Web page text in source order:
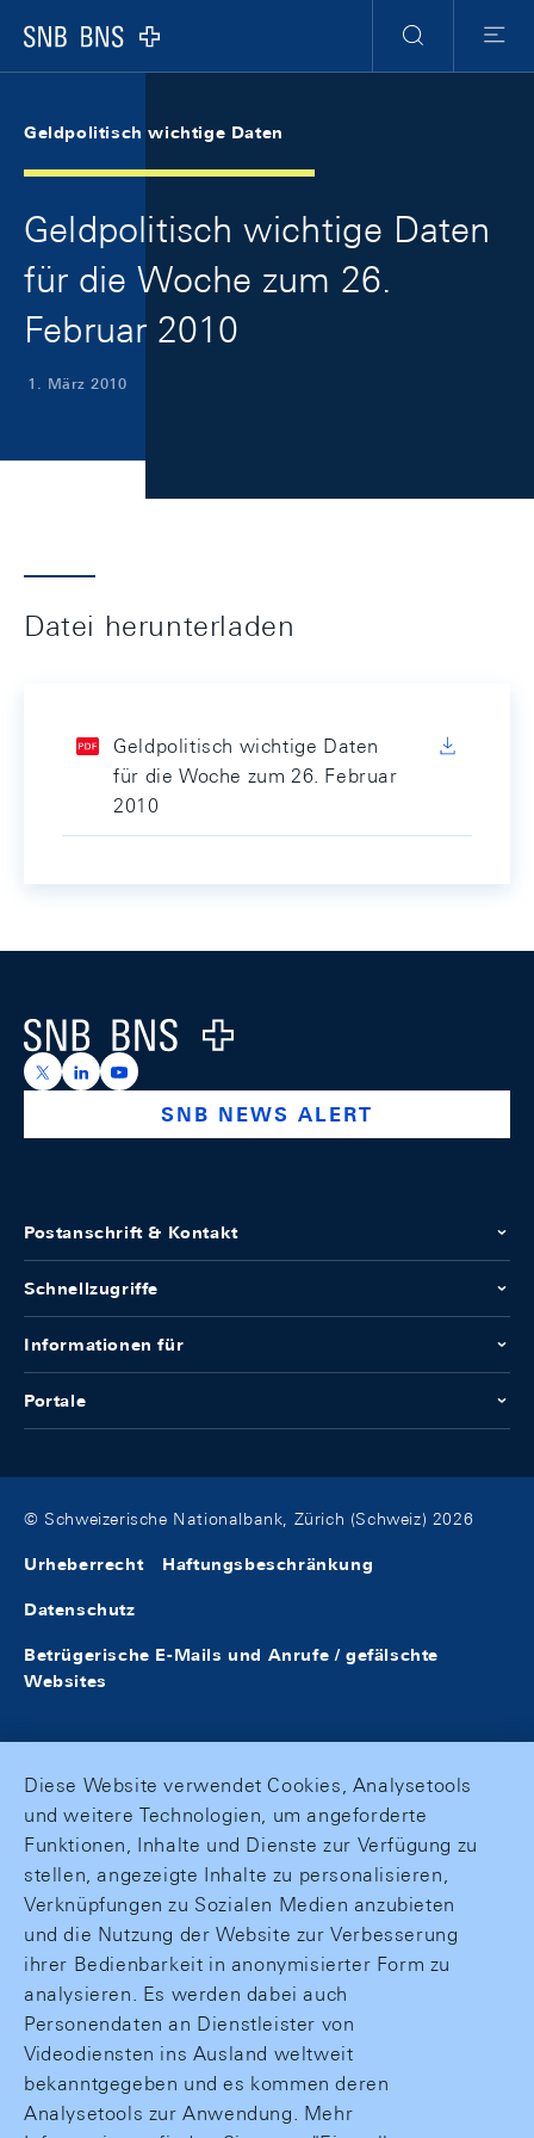
Logo
Suche
Menu
Geldpolitisch wichtige Daten
Geldpolitisch wichtige Daten
für die Woche zum 26.
Februar 2010
1. März 2010
Datei herunterladen
Geldpolitisch wichtige Daten
für die Woche zum 26. Februar
2010
Logo
https://x.com/snb_bns
https://ch.linkedin.com/company/swiss-national-
https://www.youtube.com/@swissnationalbank
SNB NEWS ALERT
Postanschrift & Kontakt
Schnellzugriffe
Informationen für
Portale
© Schweizerische Nationalbank, Zürich (Schweiz) 2026
Urheberrecht Haftungsbeschränkung
Datenschutz
Betrügerische E-Mails und Anrufe / gefälschte
Websites
Diese Website verwendet Cookies, Analysetools
und weitere Technologien, um angeforderte
Funktionen, Inhalte und Dienste zur Verfügung zu
stellen, angezeigte Inhalte zu personalisieren,
Verknüpfungen zu Sozialen Medien anzubieten
und die Nutzung der Website zur Verbesserung
ihrer Bedienbarkeit in anonymisierter Form zu
analysieren. Es werden dabei auch
Personendaten an Dienstleister von
Videodiensten ins Ausland weltweit
bekanntgegeben und es kommen deren
Analysetools zur Anwendung. Mehr